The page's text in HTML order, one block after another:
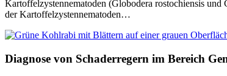
Kartoffelzystennematoden (Globodera rostochiensis
der Kartoffelzystennematoden…
Diagnose von Schaderregern im Bereich